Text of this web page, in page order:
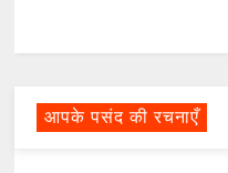
आपके पसंद की रचनाएँ